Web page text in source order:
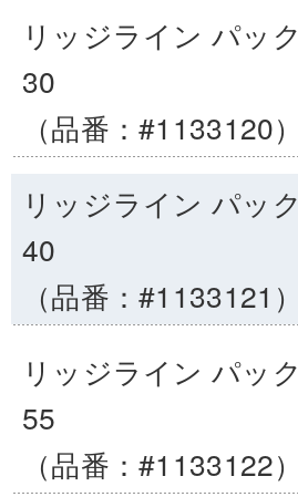
リッジライン パック
30
（品番：#1133120）
リッジライン パック
40
（品番：#1133121）
リッジライン パック
55
（品番：#1133122）